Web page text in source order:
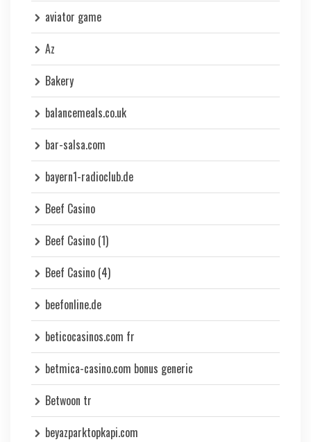
aviator game
Az
Bakery
balancemeals.co.uk
bar-salsa.com
bayern1-radioclub.de
Beef Casino
Beef Casino (1)
Beef Casino (4)
beefonline.de
beticocasinos.com fr
betmica-casino.com bonus generic
Betwoon tr
beyazparktopkapi.com